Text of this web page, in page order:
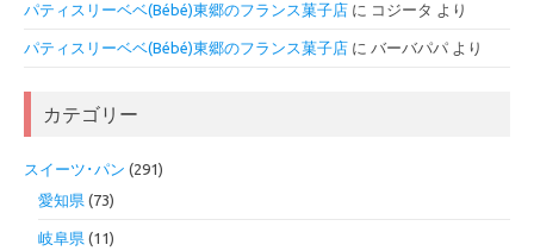
パティスリーベベ(Bébé)東郷のフランス菓子店 に コジータ より
パティスリーベベ(Bébé)東郷のフランス菓子店 に バーバパパ より
カテゴリー
スイーツ･パン (291)
愛知県 (73)
岐阜県 (11)